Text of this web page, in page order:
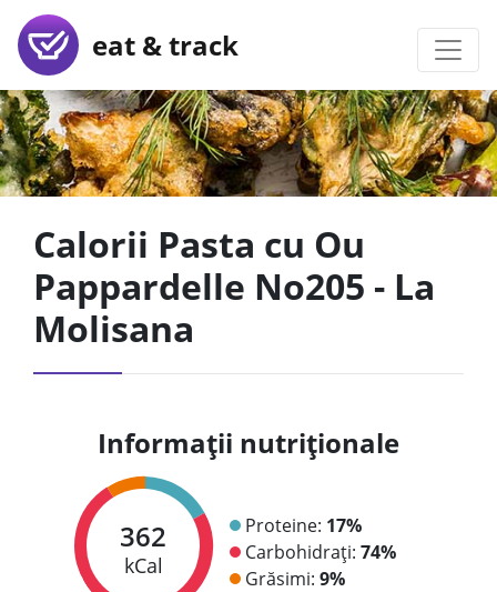
eat & track
Calorii Pasta cu Ou
Pappardelle No205 - La
Molisana
Informații nutriționale
362
kCal
Proteine: 17%
Carbohidrați: 74%
Grăsimi: 9%